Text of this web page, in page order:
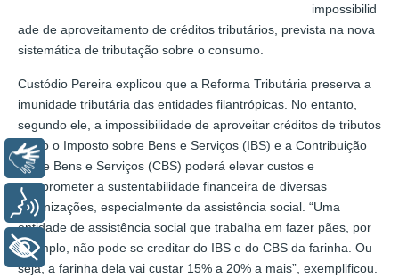
impossibilid
ade de aproveitamento de créditos tributários, prevista na nova
sistemática de tributação sobre o consumo.
Custódio Pereira explicou que a Reforma Tributária preserva a
imunidade tributária das entidades filantrópicas. No entanto,
segundo ele, a impossibilidade de aproveitar créditos de tributos
como o Imposto sobre Bens e Serviços (IBS) e a Contribuição
sobre Bens e Serviços (CBS) poderá elevar custos e
comprometer a sustentabilidade financeira de diversas
organizações, especialmente da assistência social. “Uma
entidade de assistência social que trabalha em fazer pães, por
exemplo, não pode se creditar do IBS e do CBS da farinha. Ou
seja, a farinha dela vai custar 15% a 20% a mais”, exemplificou.
Libras
Voz
+ Acessibilidade